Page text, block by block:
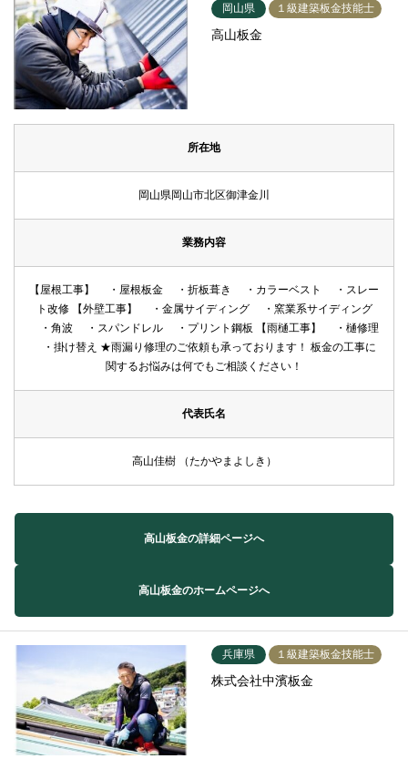
岡山県 １級建築板金技能士
高山板金
所在地
岡山県岡山市北区御津金川
業務内容
【屋根工事】 ・屋根板金 ・折板葺き ・カラーベスト ・スレー
ト改修 【外壁工事】 ・金属サイディング ・窯業系サイディング
・角波 ・スパンドレル ・プリント鋼板 【雨樋工事】 ・樋修理
・掛け替え ★雨漏り修理のご依頼も承っております！ 板金の工事に
関するお悩みは何でもご相談ください！
代表氏名
高山佳樹 （たかやまよしき）
高山板金の詳細ページへ
高山板金のホームページへ
兵庫県 １級建築板金技能士
株式会社中濱板金